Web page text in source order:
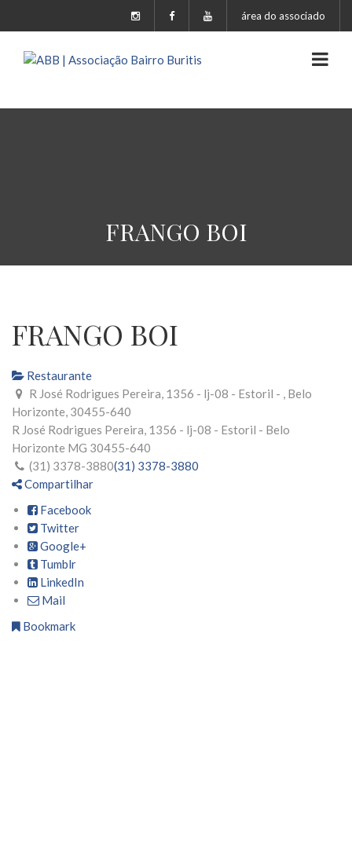
área do associado
FRANGO BOI
FRANGO BOI
Restaurante
R José Rodrigues Pereira, 1356 - lj-08 - Estoril - , Belo
Horizonte, 30455-640
R José Rodrigues Pereira, 1356 - lj-08 - Estoril - Belo
Horizonte MG 30455-640
(31) 3378-3880(31) 3378-3880
Compartilhar
Facebook
Twitter
Google+
Tumblr
LinkedIn
Mail
Bookmark